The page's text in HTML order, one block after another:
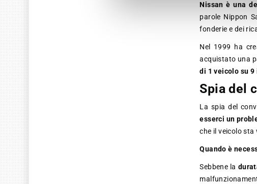
Nissan è una
parole Nippon
fonderie e dei
Nel 1999 ha
acquistato una
di 1 veicolo su
Spia del
La spia del
esserci un
che il veicolo sta
Quando è
Sebbene la